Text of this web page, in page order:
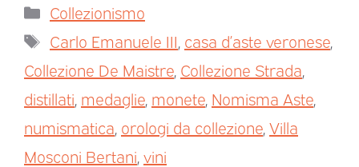
Collezionismo
Carlo Emanuele III casa d’aste veronese
Collezione De Maistre Collezione Strada
distillati medaglie monete Nomisma Aste
numismatica orologi da collezione Villa
Mosconi Bertani vini